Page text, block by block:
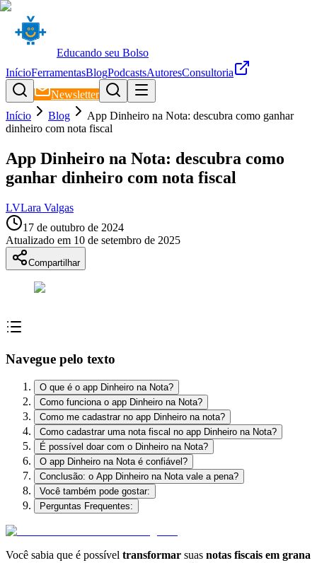
Educando seu Bolso
InícioFerramentasBlogPodcastsAutoresConsultoria
Newsletter
Início
Blog
App Dinheiro na Nota: descubra como ganhar
dinheiro com nota fiscal
App Dinheiro na Nota: descubra como
ganhar dinheiro com nota fiscal
LVLara Valgas
17 de outubro de 2024
Atualizado em 10 de setembro de 2025
Compartilhar
Navegue pelo texto
O que é o app Dinheiro na Nota?
Como funciona o app Dinheiro na Nota?
Como me cadastrar no app Dinheiro na nota?
Como cadastrar uma nota fiscal no app Dinheiro na Nota?
É possível doar com o Dinheiro na Nota?
O app Dinheiro na Nota é confiável?
Conclusão: o App Dinheiro na Nota vale a pena?
Você também pode gostar:
Perguntas Frequentes:
Você sabia que é possível transformar suas notas fiscais em grana